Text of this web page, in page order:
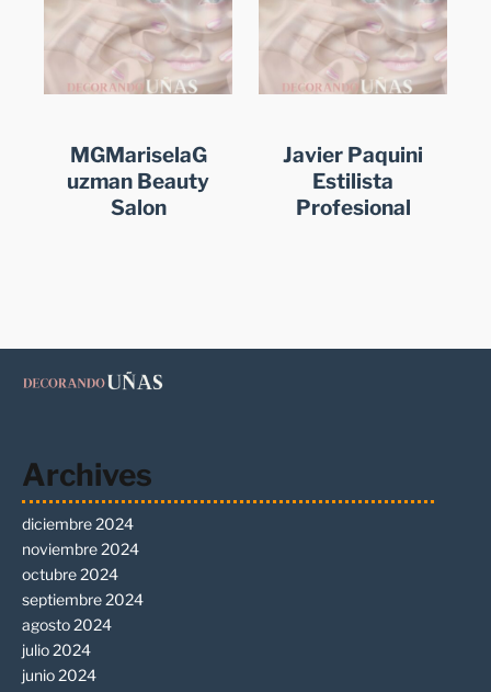
MGMariselaG
uzman Beauty
Salon
Javier Paquini
Estilista
Profesional
Archives
diciembre 2024
noviembre 2024
octubre 2024
septiembre 2024
agosto 2024
julio 2024
junio 2024